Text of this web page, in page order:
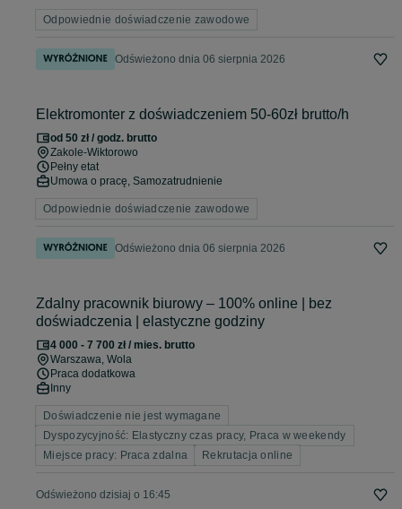
Odpowiednie doświadczenie zawodowe
Odświeżono dnia 06 sierpnia 2026
Elektromonter z doświadczeniem 50-60zł brutto/h
od 50 zł / godz. brutto
Zakole-Wiktorowo
Pełny etat
Umowa o pracę, Samozatrudnienie
Odpowiednie doświadczenie zawodowe
Odświeżono dnia 06 sierpnia 2026
Zdalny pracownik biurowy – 100% online | bez
doświadczenia | elastyczne godziny
4 000 - 7 700 zł / mies. brutto
Warszawa, Wola
Praca dodatkowa
Inny
Doświadczenie nie jest wymagane
Dyspozycyjność: Elastyczny czas pracy, Praca w weekendy
Miejsce pracy: Praca zdalna
Rekrutacja online
Odświeżono dzisiaj o 16:45